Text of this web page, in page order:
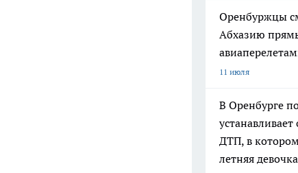
Оренбуржцы
Абхазию
11 июля
В Оренбурге
устанавливает
ДТП, в
летняя девочка